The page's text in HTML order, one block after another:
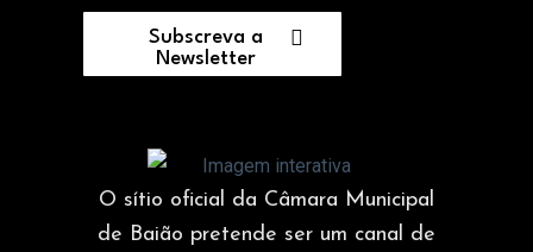
Subscreva a
Newsletter
O sítio oficial da Câmara Municipal
de Baião pretende ser um canal de